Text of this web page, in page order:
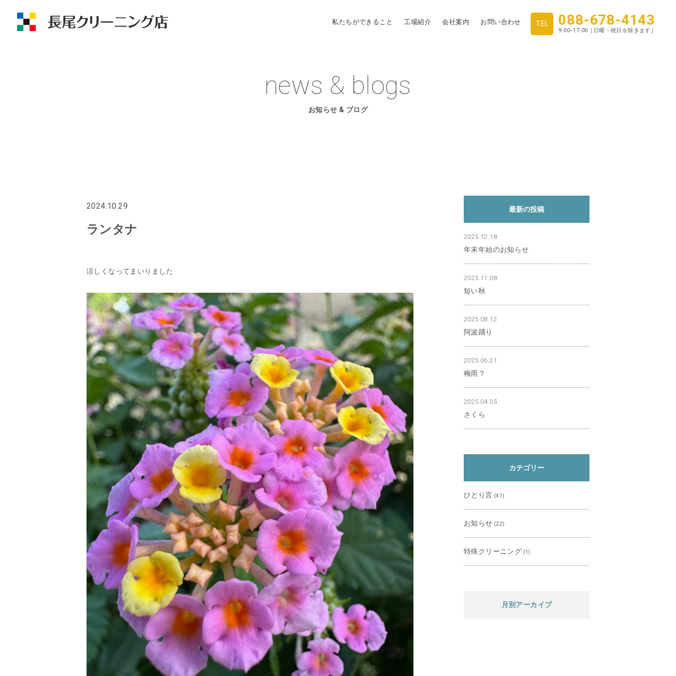
私たちができること 工場紹介 会社案内 お問い合わせ TEL 088-678-4143
9:00−17:00［日曜・祝日を除きます］
news & blogs
お知らせ & ブログ
2024.10.29
ランタナ
涼しくなってまいりました
最新の投稿
2025.12.18
年末年始のお知らせ
2025.11.08
短い秋
2025.08.12
阿波踊り
2025.06.21
梅雨？
2025.04.05
さくら
カテゴリー
ひとり言 (41)
お知らせ (22)
特殊クリーニング (1)
月別アーカイブ